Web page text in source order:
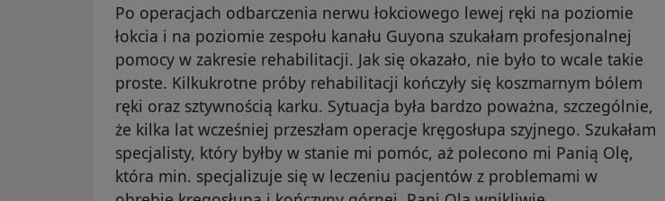
Po operacjach odbarczenia nerwu łokciowego lewej ręki na poziomie
łokcia i na poziomie zespołu kanału Guyona szukałam profesjonalnej
pomocy w zakresie rehabilitacji. Jak się okazało, nie było to wcale takie
proste. Kilkukrotne próby rehabilitacji kończyły się koszmarnym bólem
ręki oraz sztywnością karku. Sytuacja była bardzo poważna, szczególnie,
że kilka lat wcześniej przeszłam operacje kręgosłupa szyjnego. Szukałam
specjalisty, który byłby w stanie mi pomóc, aż polecono mi Panią Olę,
która min. specjalizuje się w leczeniu pacjentów z problemami w